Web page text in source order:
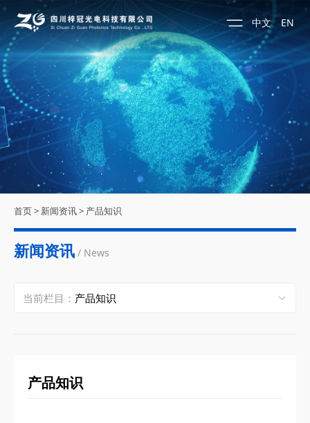
中文 EN
首页> 新闻资讯> 产品知识
新闻资讯 / News
当前栏目：
产品知识